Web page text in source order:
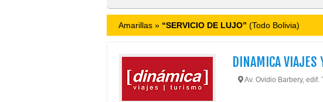
Amarillas » “SERVICIO DE LUJO” (Todo Bolivia)
DINAMICA
Av. Ovidio Barbery,